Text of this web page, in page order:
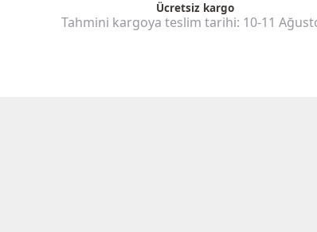
Ücretsiz kargo
Tahmini kargoya teslim tarihi: 10-11